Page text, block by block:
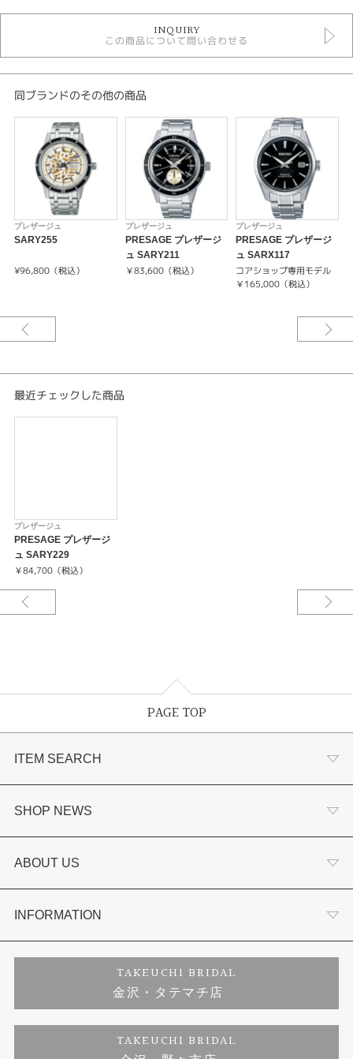
時計
その他文字盤
5気圧防水以下
メンズウォッチ
金属ベルト
メンズ 腕時計
プレザージュ
性別
腕時計
PRESAGE
キャリバーNo/4R34
メカニカル 自動巻（手巻つき）
最大巻上時約41時間持続
24石
-24時針（デュアルタイム表示機能）
INQUIRY
この商品について問い合わせる
同ブランドのその他の商品
プレザージュ
SARY255
¥96,800（税込）
プレザージュ
PRESAGE プレザージ
ュ SARY211
￥83,600（税込）
プレザージュ
PRESAGE プレザージ
ュ SARX117
コアショップ専用モデル
￥165,000（税込）
最近チェックした商品
プレザージュ
PRESAGE プレザージ
ュ SARY229
￥84,700（税込）
PAGE TOP
ITEM SEARCH
婚約指輪
結婚指輪
セットリング
婚約ネックレス
ダイヤモンド
SHOP NEWS
選ばれる理由まとめ
お客様の声
プロポーズサポート
ブランドリスト
ABOUT US
会社概要
お客様の声
INFORMATION
TAKEUCHI BRIDAL
金沢・タテマチ店
TAKEUCHI BRIDAL